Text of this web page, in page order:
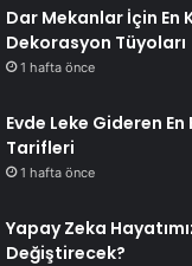
Dar Mekanlar İçin En
Dekorasyon Tüyoları
1 hafta önce
Evde Leke Gideren
Tarifleri
1 hafta önce
Yapay Zeka
Değiştirecek?